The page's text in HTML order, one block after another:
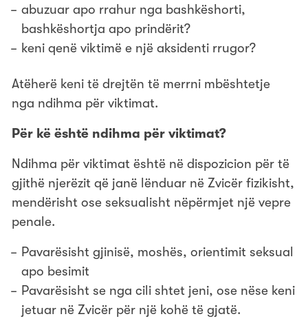
abuzuar apo rrahur nga bashkëshorti,
bashkëshortja apo prindërit?
keni qenë viktimë e një aksidenti rrugor?
Atëherë keni të drejtën të merrni mbështetje
nga ndihma për viktimat.
Për kë është ndihma për viktimat?
Ndihma për viktimat është në dispozicion për të
gjithë njerëzit që janë lënduar në Zvicër fizikisht,
mendërisht ose seksualisht nëpërmjet një vepre
penale.
Pavarësisht gjinisë, moshës, orientimit seksual
apo besimit
Pavarësisht se nga cili shtet jeni, ose nëse keni
jetuar në Zvicër për një kohë të gjatë.